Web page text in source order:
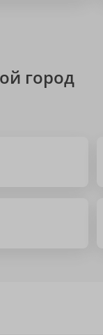
город